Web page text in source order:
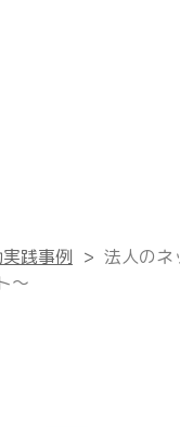
践事例 > 法人のネ
〜